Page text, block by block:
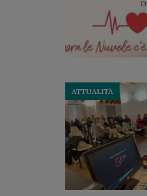
ATTUALITÀ